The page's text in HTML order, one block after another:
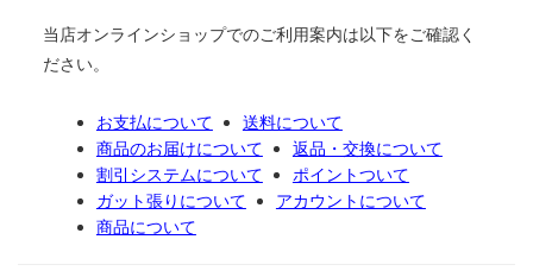
当店オンラインショップでのご利用案内は以下をご確認く
ださい。
お支払について
送料について
商品のお届けについて
返品・交換について
割引システムについて
ポイントついて
ガット張りについて
アカウントについて
商品について